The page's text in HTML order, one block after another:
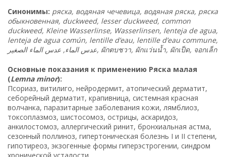
Синонимы: ряска, водяная чечевица, водяная ряска, ряска
обыкновенная, duckweed, lesser duckweed, common
duckweed, Kleine Wasserlinse, Wasserlinsen, lenteja de agua,
lenteja de agua común, lentille d’eau, lentille d’eau commune,
عدس الماء, عدس الماء الصغير, ผักตบชวา, ผักแว่นน้ำ, ผักเป็ด, จอกเล็ก
Основные показания к применению Ряска малая
(Lemna minor):
Псориаз, витилиго, нейродермит, атопический дерматит,
себорейный дерматит, крапивница, системная красная
волчанка, паразитарные заболевания кожи, лямблиоз,
токсоплазмоз, шистосомоз, острицы, аскаридоз,
анкилостомоз, аллергический ринит, бронхиальная астма,
сезонный поллиноз, гипертоническая болезнь I и II степени,
гипотиреоз, экзогенные формы гиперэстрогении, синдром